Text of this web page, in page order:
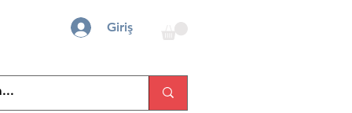
Giriş